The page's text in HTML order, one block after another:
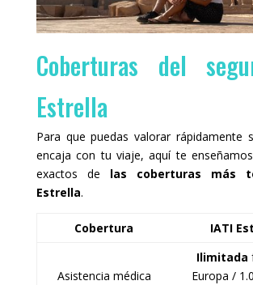
Coberturas del
Estrella
Para que puedas valorar rápidamente
encaja con tu viaje, aquí te
exactos de las coberturas más
Estrella.
Cobertura IATI
Asistencia médica
Ilimitada
Europa /